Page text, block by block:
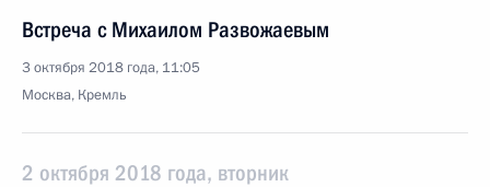
Встреча с Михаилом Развожаевым
3 октября 2018 года, 11:05
Москва, Кремль
2 октября 2018 года, вторник